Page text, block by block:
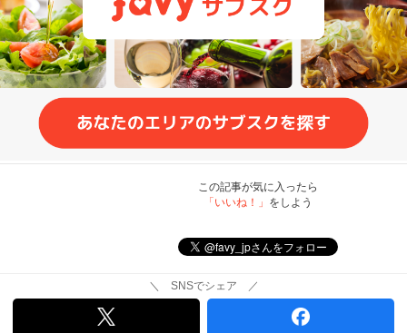
この記事が気に入ったら
「いいね！」 をしよう
＼ SNSでシェア ／